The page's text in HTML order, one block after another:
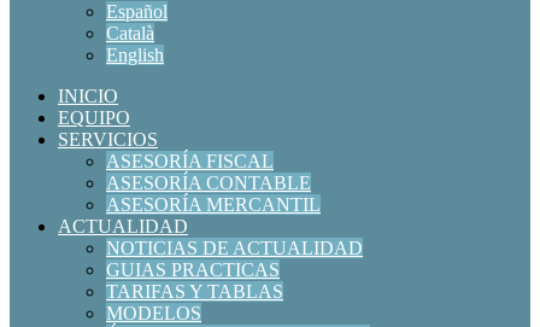
Español
Català
English
INICIO
EQUIPO
SERVICIOS
ASESORÍA FISCAL
ASESORÍA CONTABLE
ASESORÍA MERCANTIL
ACTUALIDAD
NOTICIAS DE ACTUALIDAD
GUIAS PRACTICAS
TARIFAS Y TABLAS
MODELOS